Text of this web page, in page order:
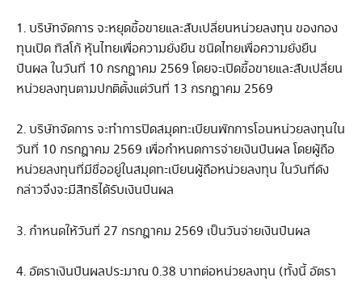
1. บริษัทจัดการ จะหยุดซื้อขายและสับเปลี่ยนหน่วยลงทุน ของกอง
ทุนเปิด ทิสโก้ หุ้นไทยเพื่อความยั่งยืน ชนิดไทยเพื่อความยั่งยืน
ปันผล ในวันที่ 10 กรกฎาคม 2569 โดยจะเปิดซื้อขายและสับเปลี่ยน
หน่วยลงทุนตามปกติตั้งแต่วันที่ 13 กรกฎาคม 2569
2. บริษัทจัดการ จะทำการปิดสมุดทะเบียนพักการโอนหน่วยลงทุนใน
วันที่ 10 กรกฎาคม 2569 เพื่อกำหนดการจ่ายเงินปันผล โดยผู้ถือ
หน่วยลงทุนที่มีชื่ออยู่ในสมุดทะเบียนผู้ถือหน่วยลงทุน ในวันที่ดัง
กล่าวจึงจะมีสิทธิได้รับเงินปันผล
3. กำหนดให้วันที่ 27 กรกฎาคม 2569 เป็นวันจ่ายเงินปันผล
4. อัตราเงินปันผลประมาณ 0.38 บาทต่อหน่วยลงทุน (ทั้งนี้ อัตรา